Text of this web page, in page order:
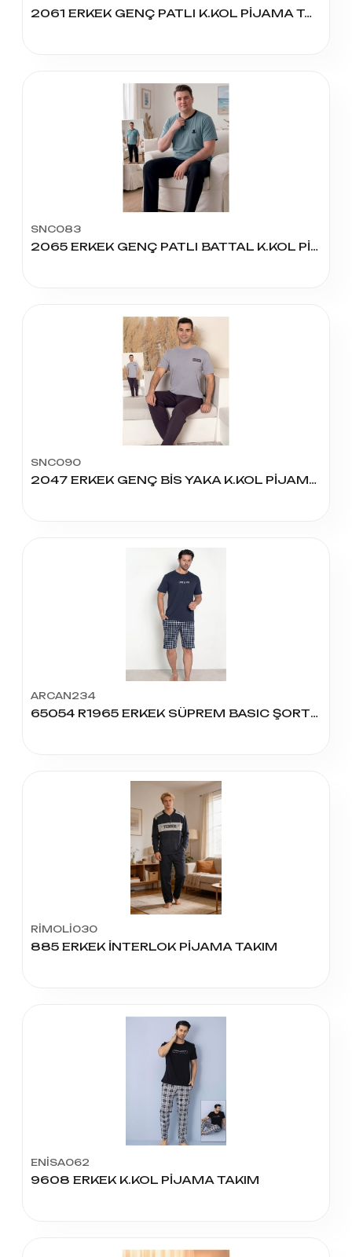
2061 ERKEK GENÇ PATLI K.KOL PİJAMA TAKIM
SNC083
2065 ERKEK GENÇ PATLI BATTAL K.KOL PİJAMA TAKIM
SNC090
2047 ERKEK GENÇ BİS YAKA K.KOL PİJAMA TAKIM
ARCAN234
65054 R1965 ERKEK SÜPREM BASIC ŞORTLU TAKIM
RİMOLİ030
885 ERKEK İNTERLOK PİJAMA TAKIM
ENİSA062
9608 ERKEK K.KOL PİJAMA TAKIM